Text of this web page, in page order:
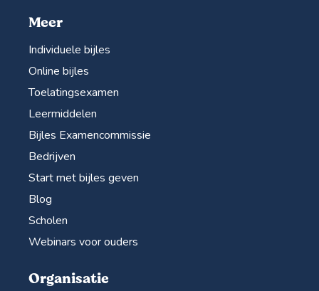
Meer
Individuele bijles
Online bijles
Toelatingsexamen
Leermiddelen
Bijles Examencommissie
Bedrijven
Start met bijles geven
Blog
Scholen
Webinars voor ouders
Organisatie